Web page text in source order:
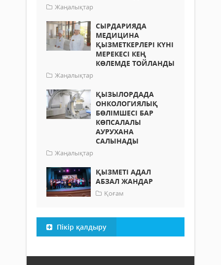
Жаңалықтар
СЫРДАРИЯДА
МЕДИЦИНА
ҚЫЗМЕТКЕРЛЕРІ КҮНІ
МЕРЕКЕСІ КЕҢ
КӨЛЕМДЕ ТОЙЛАНДЫ
Жаңалықтар
ҚЫЗЫЛОРДАДА
ОНКОЛОГИЯЛЫҚ
БӨЛІМШЕСІ БАР
КӨПСАЛАЛЫ
АУРУХАНА
САЛЫНАДЫ
Жаңалықтар
ҚЫЗМЕТІ АДАЛ
АБЗАЛ ЖАНДАР
Қоғам
Пікір қалдыру